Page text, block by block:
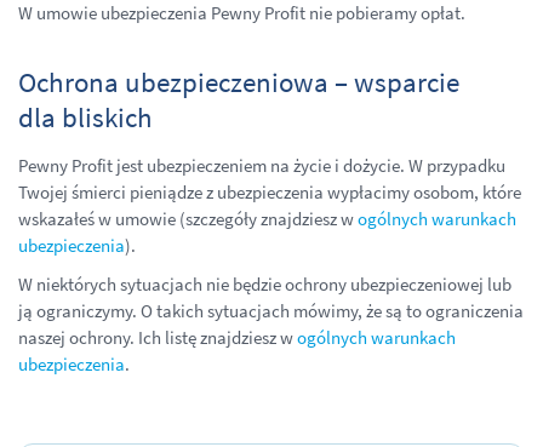
W umowie ubezpieczenia Pewny Profit nie pobieramy opłat.
Ochrona ubezpieczeniowa – wsparcie
dla bliskich
Pewny Profit jest ubezpieczeniem na życie i dożycie. W przypadku
Twojej śmierci pieniądze z ubezpieczenia wypłacimy osobom, które
wskazałeś w umowie (szczegóły znajdziesz wogólnych warunkach
ubezpieczenia).
W niektórych sytuacjach nie będzie ochrony ubezpieczeniowej lub
ją ograniczymy. O takich sytuacjach mówimy, że są to ograniczenia
naszej ochrony. Ich listę znajdziesz wogólnych warunkach
ubezpieczenia.